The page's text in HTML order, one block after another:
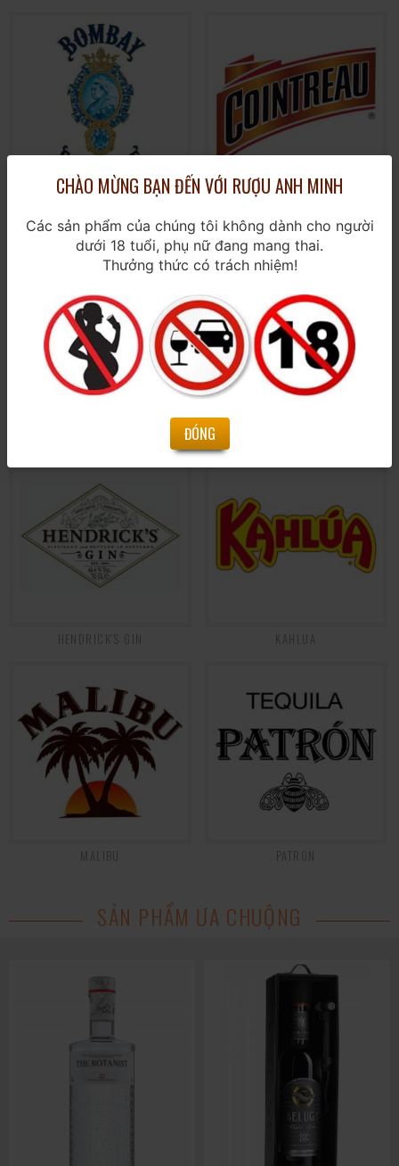
HENDRICK'S GIN KAHLUA
MALIBU PATRON
SẢN PHẨM ƯA CHUỘNG
CHÀO MỪNG BẠN ĐẾN VỚI RƯỢU ANH MINH
Các sản phẩm của chúng tôi không dành cho người
dưới 18 tuổi, phụ nữ đang mang thai.
Thưởng thức có trách nhiệm!
ĐÓNG